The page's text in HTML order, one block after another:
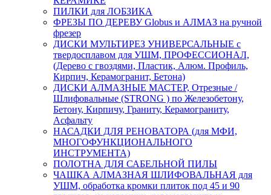
ПИЛКИ для ЛОБЗИКА
ФРЕЗЫ ПО ДЕРЕВУ Globus и АЛМАЗ на ручной
фрезер
ДИСКИ МУЛЬТИРЕЗ УНИВЕРСАЛЬНЫЕ с
твердосплавом для УШМ, ПРОФЕССИОНАЛ,
(Дерево с гвоздями, Пластик, Алюм. Профиль,
Кирпич, Керамогранит, Бетона)
ДИСКИ АЛМАЗНЫЕ МАСТЕР, Отрезные /
Шлифовальные (STRONG ) по Железобетону,
Бетону, Кирпичу, Граниту, Керамограниту,
Асфальту
НАСАДКИ ДЛЯ РЕНОВАТОРА (для МФИ,
МНОГОФУНКЦИОНАЛЬНОГО
ИНСТРУМЕНТА)
ПОЛОТНА ДЛЯ САБЕЛЬНОЙ ПИЛЫ
ЧАШКА АЛМАЗНАЯ ШЛИФОВАЛЬНАЯ для
УШМ, обработка кромки плиток под 45 и 90